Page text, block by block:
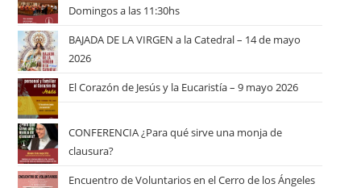
Domingos a las 11:30hs
BAJADA DE LA VIRGEN a la Catedral – 14 de mayo
2026
El Corazón de Jesús y la Eucaristía – 9 mayo 2026
CONFERENCIA ¿Para qué sirve una monja de
clausura?
Encuentro de Voluntarios en el Cerro de los Ángeles